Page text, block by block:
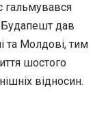
гальмувався
дав
та Молдові, тим
шостого
відносин.